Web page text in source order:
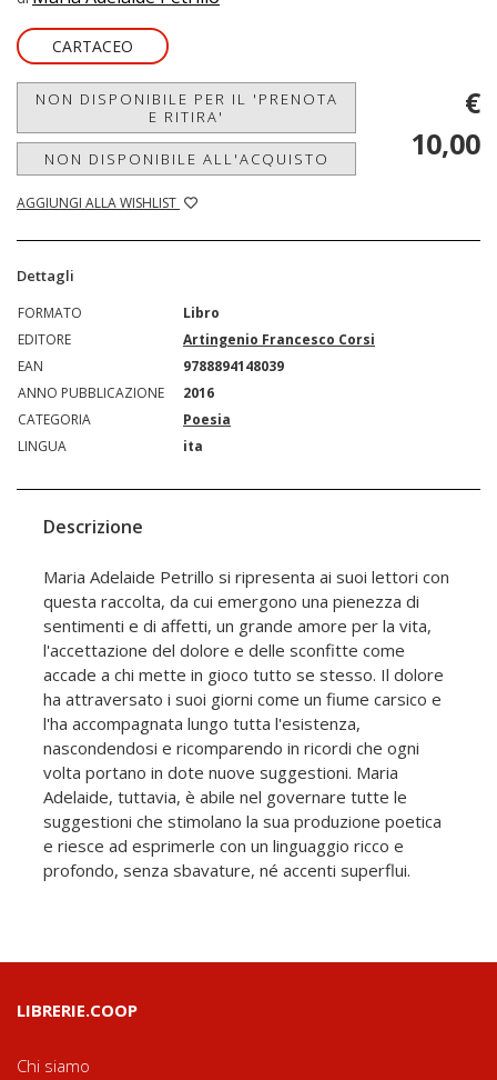
CARTACEO
NON DISPONIBILE PER IL 'PRENOTA
E RITIRA'
NON DISPONIBILE ALL'ACQUISTO
AGGIUNGI ALLA WISHLIST
€
10,00
Dettagli
FORMATO
Libro
EDITORE
Artingenio Francesco Corsi
EAN
9788894148039
ANNO PUBBLICAZIONE
2016
CATEGORIA
Poesia
LINGUA
ita
Descrizione
Maria Adelaide Petrillo si ripresenta ai suoi lettori con
questa raccolta, da cui emergono una pienezza di
sentimenti e di affetti, un grande amore per la vita,
l'accettazione del dolore e delle sconfitte come
accade a chi mette in gioco tutto se stesso. Il dolore
ha attraversato i suoi giorni come un fiume carsico e
l'ha accompagnata lungo tutta l'esistenza,
nascondendosi e ricomparendo in ricordi che ogni
volta portano in dote nuove suggestioni. Maria
Adelaide, tuttavia, è abile nel governare tutte le
suggestioni che stimolano la sua produzione poetica
e riesce ad esprimerle con un linguaggio ricco e
profondo, senza sbavature, né accenti superflui.
LIBRERIE.COOP
Chi siamo